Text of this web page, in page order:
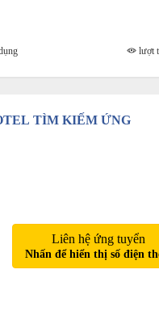
lượt
TÌM KIẾM ỨNG
Liên hệ ứng tuyển
Nhấn để hiển thị số điện